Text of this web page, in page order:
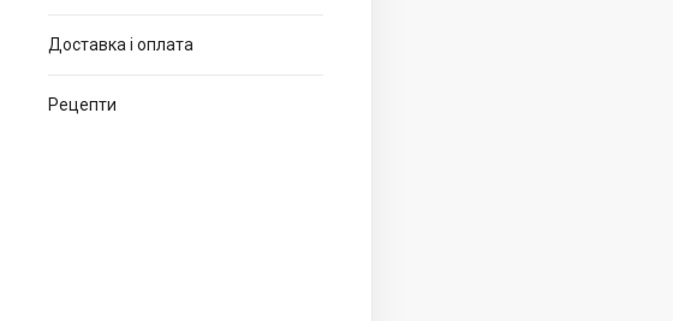
Доставка і оплата
Рецепти